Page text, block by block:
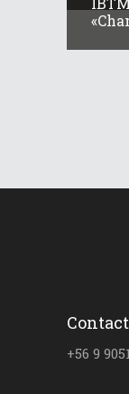
+56 9